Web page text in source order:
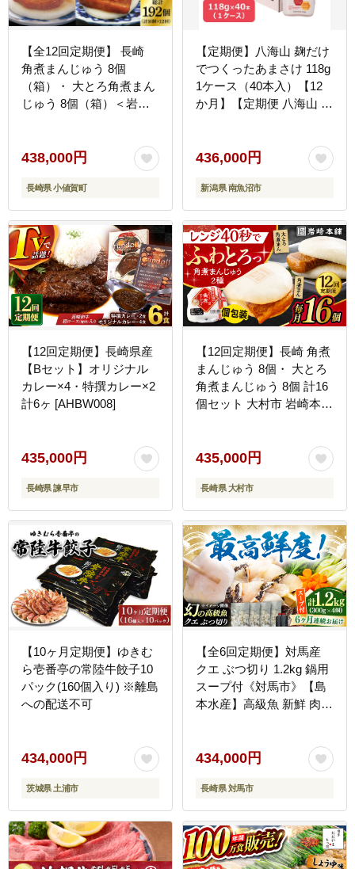
【全12回定期便】 長崎
角煮まんじゅう 8個
（箱）・ 大とろ角煮まん
じゅう 8個（箱）＜岩崎
438,000円
長崎県 小値賀町
【定期便】八海山 麹だけ
でつくったあまさけ 118g
1ケース（40本入）【12
か月】【定期便 八海山 麹
すっきり 味わい ホット
436,000円
新潟県 南魚沼市
【12回定期便】長崎県産
【Bセット】オリジナル
カレー×4・特撰カレー×2
計6ヶ [AHBW008]
435,000円
長崎県 諫早市
【12回定期便】長崎 角煮
まんじゅう 8個・ 大とろ
角煮まんじゅう 8個 計16
個セット 大村市 岩崎本舗
435,000円
長崎県 大村市
【10ヶ月定期便】ゆきむ
ら壱番亭の常陸牛餃子10
パック(160個入り) ※離島
への配送不可
434,000円
茨城県 土浦市
【全6回定期便】対馬産
クエ ぶつ切り 1.2kg 鍋用
スープ付《対馬市》【島
本水産】高級魚 新鮮 肉厚
[WBI020]
434,000円
長崎県 対馬市